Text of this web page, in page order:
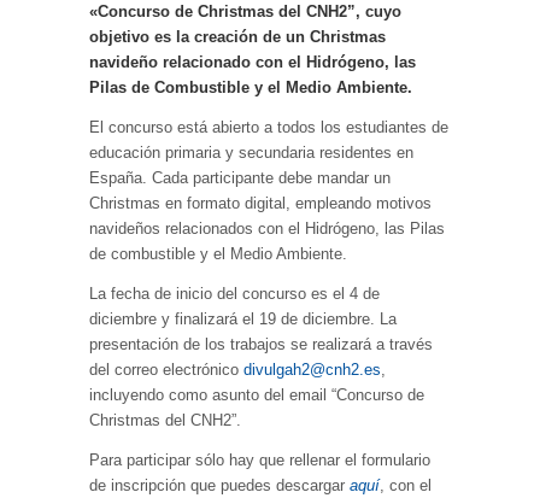
«Concurso de Christmas del CNH2”, cuyo
objetivo es la creación de un Christmas
navideño relacionado con el Hidrógeno, las
Pilas de Combustible y el Medio Ambiente.
El concurso está abierto a todos los estudiantes de
educación primaria y secundaria residentes en
España. Cada participante debe mandar un
Christmas en formato digital, empleando motivos
navideños relacionados con el Hidrógeno, las Pilas
de combustible y el Medio Ambiente.
La fecha de inicio del concurso es el 4 de
diciembre y finalizará el 19 de diciembre. La
presentación de los trabajos se realizará a través
del correo electrónico divulgah2@cnh2.es
incluyendo como asunto del email “Concurso de
Christmas del CNH2”.
Para participar sólo hay que rellenar el formulario
de inscripción que puedes descargar aquí, con el